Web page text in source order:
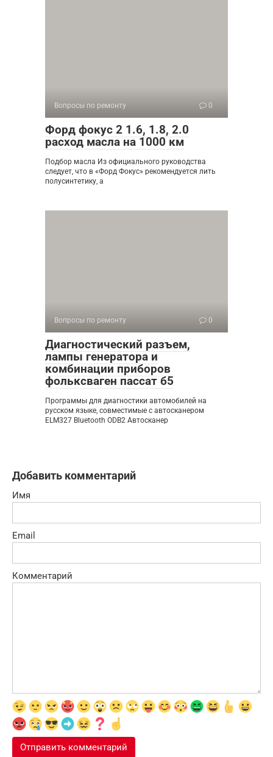
Вопросы по ремонту 0
Форд фокус 2 1.6, 1.8, 2.0
расход масла на 1000 км
Подбор масла Из официального руководства
следует, что в «Форд Фокус» рекомендуется лить
полусинтетику, а
Вопросы по ремонту 0
Диагностический разъем,
лампы генератора и
комбинации приборов
фольксваген пассат б5
Программы для диагностики автомобилей на
русском языке, совместимые с автосканером
ELM327 Bluetooth ODB2 Автосканер
Добавить комментарий
Имя
Email
Комментарий